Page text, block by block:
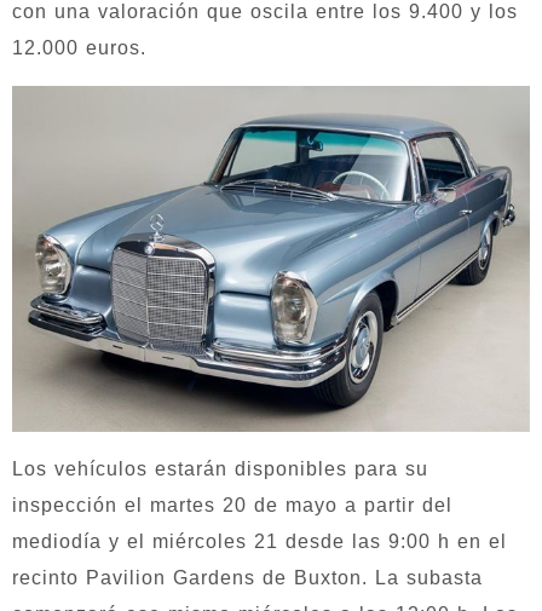
con una valoración que oscila entre los 9.400 y los
12.000 euros.
Los vehículos estarán disponibles para su
inspección el martes 20 de mayo a partir del
mediodía y el miércoles 21 desde las 9:00 h en el
recinto Pavilion Gardens de Buxton. La subasta